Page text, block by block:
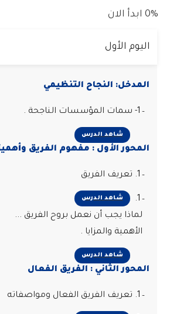
0% ابدأ الان
اليوم الأول
المدخل: النجاح التنظيمي
شاهد الدرس
المحور الأول : مفهوم الفريق وأهميته
شاهد الدرس
1.
لماذا يجب أن نعمل بروح الفريق ...
الأهمية والمزايا .
شاهد الدرس
المحور الثاني : الفريق الفعال